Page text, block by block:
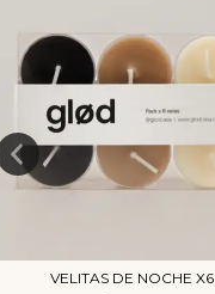
VELITAS DE NOCHE X6